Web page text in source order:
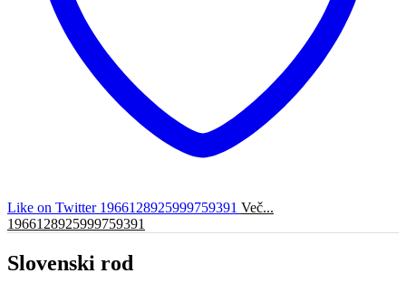
Like on Twitter 1966128925999759391 Več...
1966128925999759391
Slovenski rod